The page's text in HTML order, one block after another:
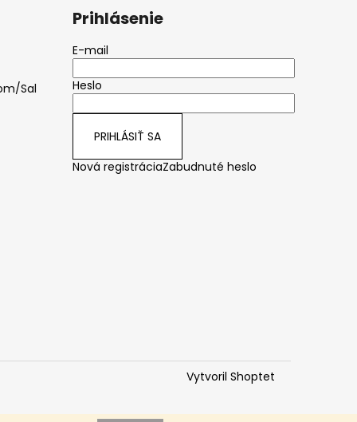
Sal
Prihlásenie
E-mail
Heslo
PRIHLÁSIŤ SA
Nová registráciaZabudnuté heslo
Vytvoril Shoptet